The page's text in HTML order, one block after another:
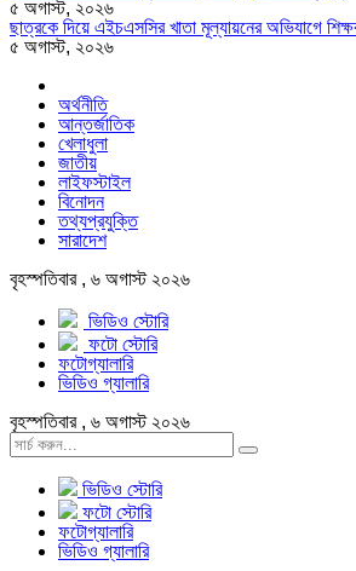
৫ অগাস্ট, ২০২৬
ছাত্রকে দিয়ে এইচএসসির খাতা মূল্যায়নের অভিযাগে
৫ অগাস্ট, ২০২৬
অর্থনীতি
আন্তর্জাতিক
খেলাধুলা
জাতীয়
লাইফস্টাইল
বিনোদন
তথ্যপ্রযুক্তি
সারাদেশ
বৃহস্পতিবার , ৬ অগাস্ট ২০২৬
ভিডিও স্টোরি
ফটো স্টোরি
ফটোগ্যালারি
ভিডিও গ্যালারি
বৃহস্পতিবার , ৬ অগাস্ট ২০২৬
ভিডিও স্টোরি
ফটো স্টোরি
ফটোগ্যালারি
ভিডিও গ্যালারি